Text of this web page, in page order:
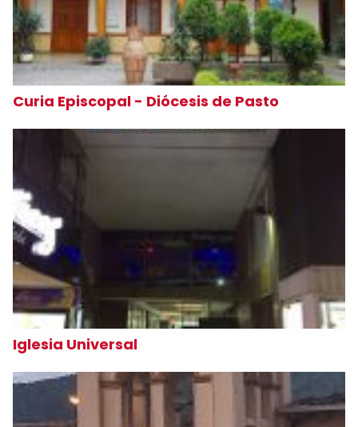
Curia Episcopal - Diócesis de Pasto
Iglesia Universal